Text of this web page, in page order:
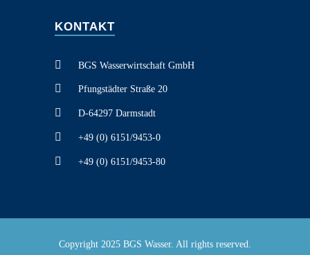
KONTAKT
BGS Wasserwirtschaft GmbH
Pfungstädter Straße 20
D-64297 Darmstadt
+49 (0) 6151/9453-0
+49 (0) 6151/9453-80
Copyright 2025 BGS Wasser. All rights reserved.